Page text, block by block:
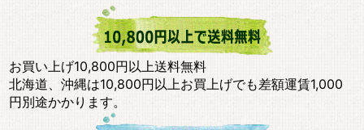
お買い上げ10,800円以上送料無料
北海道、沖縄は10,800円以上お買上げでも差額運賃1,000
円別途かかります。